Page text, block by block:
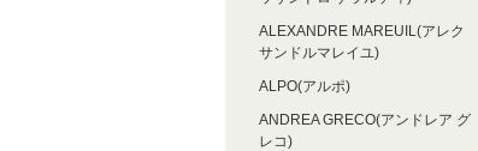
ALEXANDRE MAREUIL(アレク
サンドルマレイユ)
ALPO(アルポ)
ANDREA GRECO(アンドレア グ
レコ)